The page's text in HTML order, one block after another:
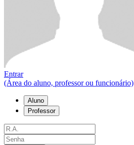
Entrar
(Área do aluno, professor ou funcionário)
Aluno
Professor